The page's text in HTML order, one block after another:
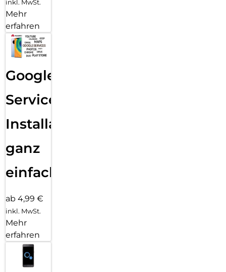
inkl. MwSt.
Mehr
erfahren
Google
Services
Installation
ganz
einfach
ab 4,99 €
inkl. MwSt.
Mehr
erfahren